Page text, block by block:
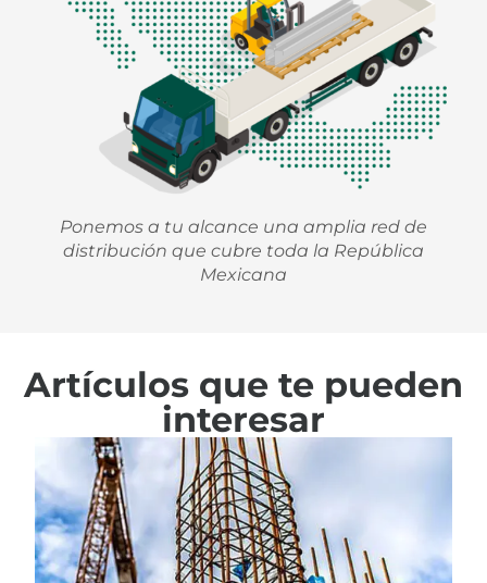
Ponemos a tu alcance una amplia red de
distribución que cubre toda la República
Mexicana
Artículos que te pueden
interesar